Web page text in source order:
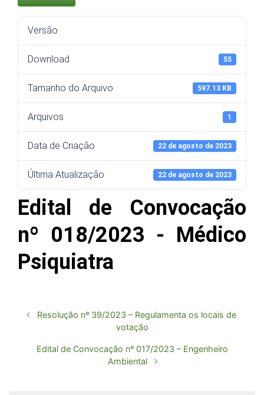
Versão
Download 55
Tamanho do Arquivo 597.13 KB
Arquivos 1
Data de Criação 22 de agosto de 2023
Última Atualização 22 de agosto de 2023
Edital de Convocação
nº 018/2023 - Médico
Psiquiatra
Resolução nº 39/2023 – Regulamenta os locais de
votação
Edital de Convocação nº 017/2023 – Engenheiro
Ambiental